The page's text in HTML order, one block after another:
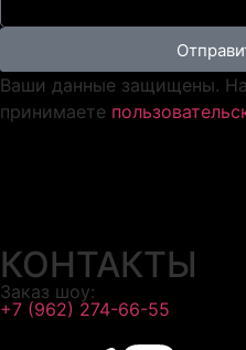
Ваши данные защищены.
принимаете
КОНТАКТЫ
Заказ шоу:
+7 (962) 274-66-55